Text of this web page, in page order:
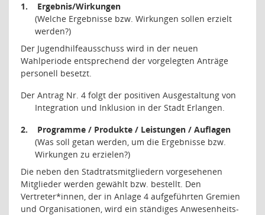
1.
Ergebnis/Wirkungen
(Welche Ergebnisse bzw. Wirkungen sollen erzielt
werden?)
Der Jugendhilfeausschuss wird in der neuen
Wahlperiode entsprechend der vorgelegten Anträge
personell besetzt.
Der Antrag Nr. 4 folgt der positiven Ausgestaltung von
Integration und Inklusion in der Stadt Erlangen.
2.
Programme / Produkte / Leistungen / Auflagen
(Was soll getan werden, um die Ergebnisse bzw.
Wirkungen zu erzielen?)
Die neben den Stadtratsmitgliedern vorgesehenen
Mitglieder werden gewählt bzw. bestellt. Den
Vertreter*innen, der in Anlage 4 aufgeführten Gremien
und Organisationen, wird ein ständiges Anwesenheits-